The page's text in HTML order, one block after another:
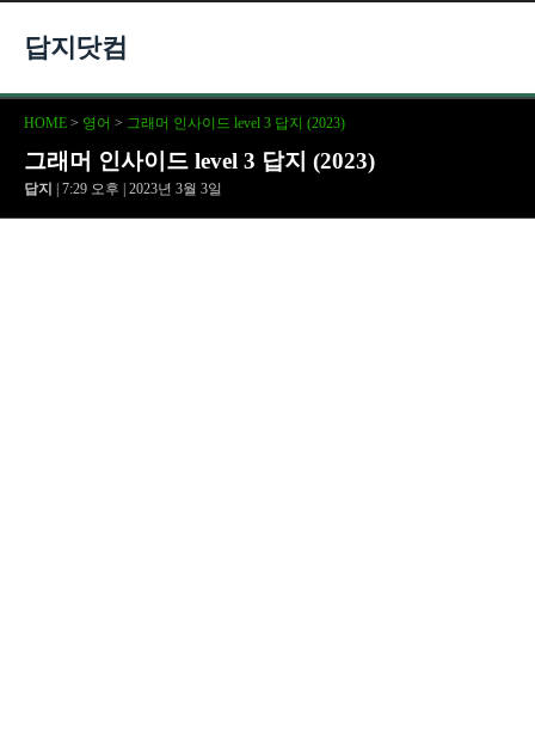
답지닷컴
HOME > 영어 > 그래머 인사이드 level 3 답지 (2023)
그래머 인사이드 level 3 답지 (2023)
답지 | 7:29 오후 | 2023년 3월 3일